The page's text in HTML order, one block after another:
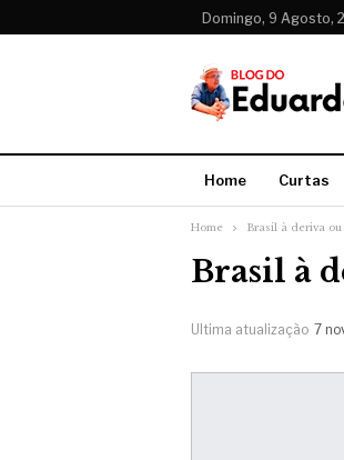
Domingo, 9 Agosto,
Home Curtas
Home Brasil à deriva ou
Brasil à
Ultima atualização 7